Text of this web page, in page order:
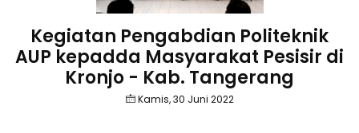
Kegiatan Pengabdian Politeknik
AUP kepadda Masyarakat Pesisir di
Kronjo - Kab. Tangerang
Kamis, 30 Juni 2022